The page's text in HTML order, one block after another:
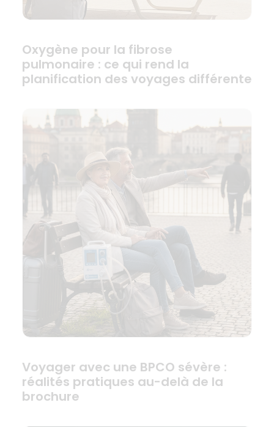
Oxygène pour la fibrose
pulmonaire : ce qui rend la
planification des voyages différente
Voyager avec une BPCO sévère :
réalités pratiques au-delà de la
brochure